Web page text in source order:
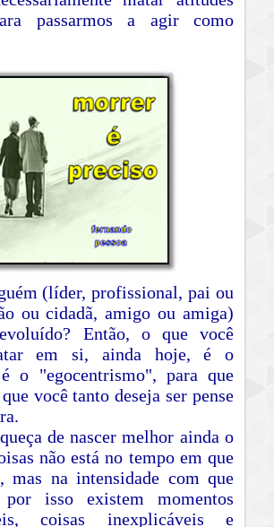
passarmos a agir como
(líder, profissional, pai ou
ou cidadã, amigo ou amiga)
Então, o que você
em si, ainda hoje, é o
o "egocentrismo", para que
você tanto deseja ser pense
de nascer melhor ainda o
não está no tempo em que
mas na intensidade com que
por isso existem momentos
coisas inexplicáveis e